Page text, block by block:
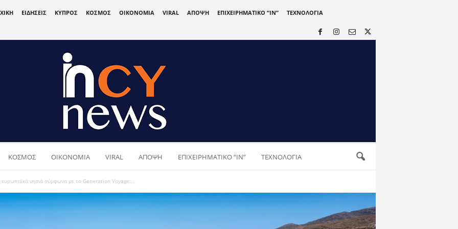
ΕΙΔΗΣΕΙΣ ΚΥΠΡΟΣ ΚΟΣΜΟΣ ΟΙΚΟΝΟΜΙΑ VIRAL ΑΠΟΨΗ ΕΠΙΧΕΙΡΗΜΑΤΙΚΟ “IN” ΤΕΧΝΟΛΟΓΙΑ
ΚΟΣΜΟΣ ΟΙΚΟΝΟΜΙΑ VIRAL ΑΠΟΨΗ ΕΠΙΧΕΙΡΗΜΑΤΙΚΟ “IN” ΤΕΧΝΟΛΟΓΙΑ
νησιά σύμφωνα με το Generation Voyage:...